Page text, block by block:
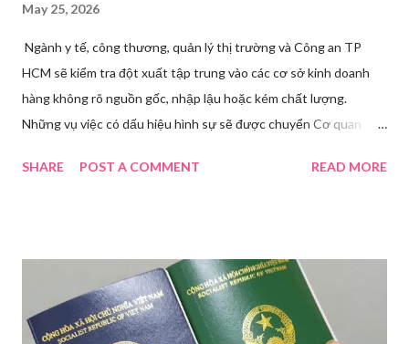
May 25, 2026
Ngành y tế, công thương, quản lý thị trường và Công an TP
HCM sẽ kiểm tra đột xuất tập trung vào các cơ sở kinh doanh
hàng không rõ nguồn gốc, nhập lậu hoặc kém chất lượng.
Những vụ việc có dấu hiệu hình sự sẽ được chuyển Cơ quan
Hoài Nam đã ký ban hành Kế hoạch số 4316/KH-SYT về việc
trạng kinh doanh mỹ phẩm thật - giả lẫn lộn. Để chấn chỉnh, Sở Y
tế TP HCM sẽ phối hợp với các sở, ngành và chính quyền địa
phương tăng cường kiểm tra, giám sát. Đợt này, Phòng Nghiệp
SHARE POST A COMMENT READ MORE